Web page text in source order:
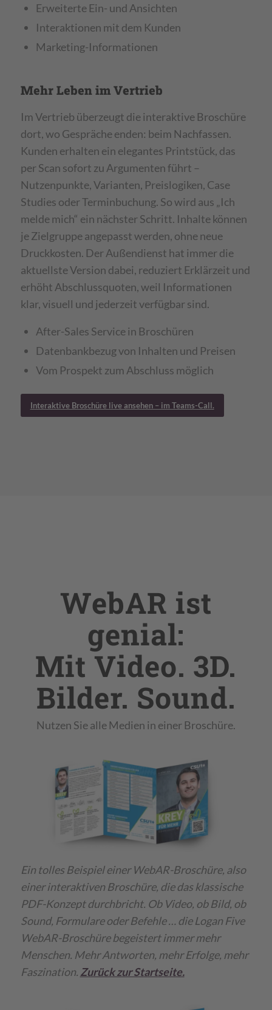
Erweiterte Ein- und Ansichten
Interaktionen mit dem Kunden
Marketing-Informationen
Mehr Leben im Vertrieb
Im Vertrieb überzeugt die interaktive Broschüre
dort, wo Gespräche enden: beim Nachfassen.
Kunden erhalten ein elegantes Printstück, das
per Scan sofort zu Argumenten führt –
Nutzenpunkte, Varianten, Preislogiken, Case
Studies oder Terminbuchung. So wird aus „Ich
melde mich“ ein nächster Schritt. Inhalte können
je Zielgruppe angepasst werden, ohne neue
Druckkosten. Der Außendienst hat immer die
aktuellste Version dabei, reduziert Erklärzeit und
erhöht Abschlussquoten, weil Informationen
klar, visuell und jederzeit verfügbar sind.
After-Sales Service in Broschüren
Datenbankbezug von Inhalten und Preisen
Vom Prospekt zum Abschluss möglich
Interaktive Broschüre live ansehen – im Teams-Call.
WebAR ist
genial:
Mit Video. 3D.
Bilder. Sound.
Nutzen Sie alle Medien in einer Broschüre.
Ein tolles Beispiel einer WebAR-Broschüre, also
einer interaktiven Broschüre, die das klassische
PDF-Konzept durchbricht. Ob Video, ob Bild, ob
Sound, Formulare oder Befehle … die Logan Five
WebAR-Broschüre begeistert immer mehr
Menschen. Mehr Antworten, mehr Erfolge, mehr
Faszination. Zurück zur Startseite.